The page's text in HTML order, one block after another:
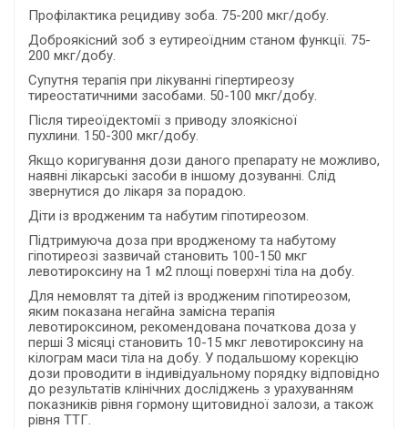
Профілактика рецидиву зоба. 75-200 мкг/добу.
Доброякісний зоб з еутиреоїдним станом функції. 75-
200 мкг/добу.
Супутня терапія при лікуванні гіпертиреозу
тиреостатичними засобами. 50-100 мкг/добу.
Після тиреоїдектомії з приводу злоякісної
пухлини. 150-300 мкг/добу.
Якщо коригування дози даного препарату не можливо,
наявні лікарські засоби в іншому дозуванні. Слід
звернутися до лікаря за порадою.
Діти із вродженим та набутим гіпотиреозом.
Підтримуюча доза при вродженому та набутому
гіпотиреозі зазвичай становить 100-150 мкг
левотироксину на 1 м2 площі поверхні тіла на добу.
Для немовлят та дітей із вродженим гіпотиреозом,
яким показана негайна замісна терапія
левотироксином, рекомендована початкова доза у
перші 3 місяці становить 10-15 мкг левотироксину на
кілограм маси тіла на добу. У подальшому корекцію
дози проводити в індивідуальному порядку відповідно
до результатів клінічних досліджень з урахуванням
показників рівня гормону щитовидної залози, а також
рівня ТТГ.